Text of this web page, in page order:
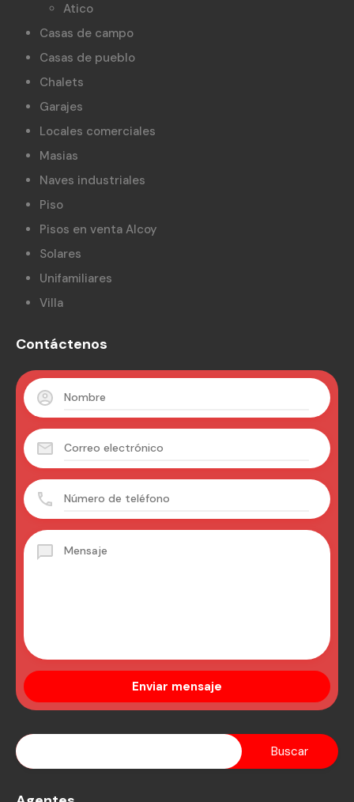
Atico
Casas de campo
Casas de pueblo
Chalets
Garajes
Locales comerciales
Masias
Naves industriales
Piso
Pisos en venta Alcoy
Solares
Unifamiliares
Villa
Contáctenos